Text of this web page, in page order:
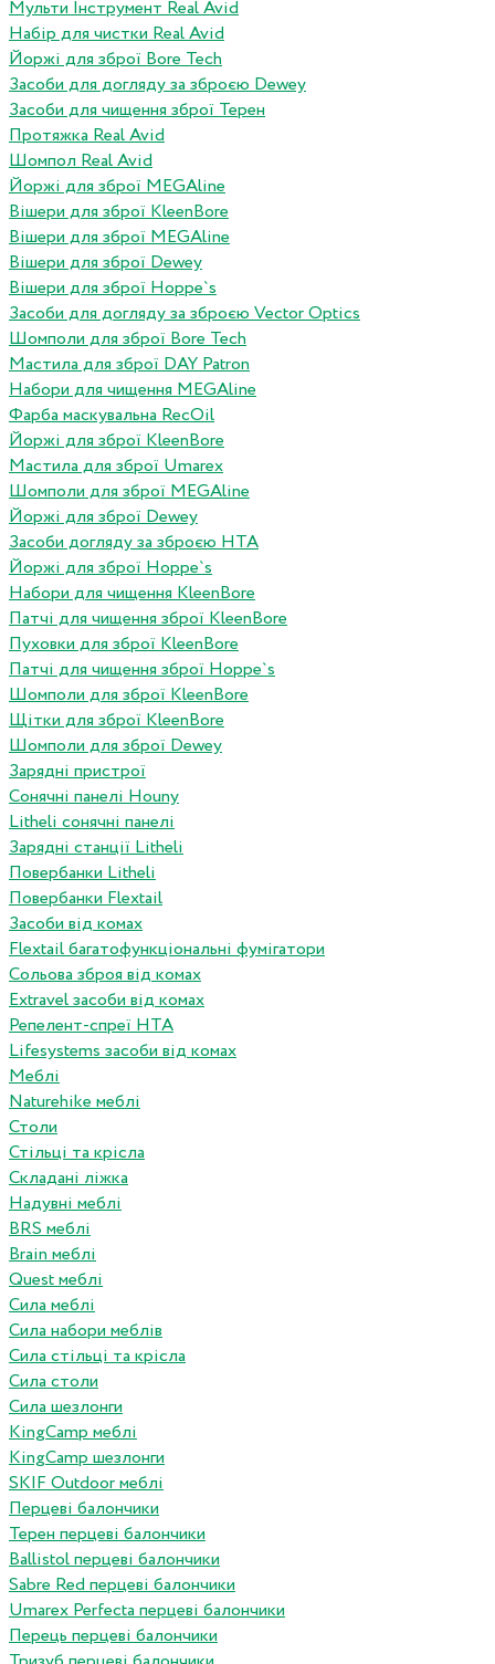
Мульти Інструмент Real Avid
Набір для чистки Real Avid
Йоржі для зброї Bore Tech
Засоби для догляду за зброєю Dewey
Засоби для чищення зброї Терен
Протяжка Real Avid
Шомпол Real Avid
Йоржі для зброї MEGAline
Вішери для зброї KleenBore
Вішери для зброї MEGAline
Вішери для зброї Dewey
Вішери для зброї Hoppe`s
Засоби для догляду за зброєю Vector Optics
Шомполи для зброї Bore Tech
Мастила для зброї DAY Patron
Набори для чищення MEGAline
Фарба маскувальна RecOil
Йоржі для зброї KleenBore
Мастила для зброї Umarex
Шомполи для зброї MEGAline
Йоржі для зброї Dewey
Засоби догляду за зброєю HTA
Йоржі для зброї Hoppe`s
Набори для чищення KleenBore
Патчі для чищення зброї KleenBore
Пуховки для зброї KleenBore
Патчі для чищення зброї Hoppe`s
Шомполи для зброї KleenBore
Щітки для зброї KleenBore
Шомполи для зброї Dewey
Зарядні пристрої
Сонячні панелі Houny
Litheli сонячні панелі
Зарядні станції Litheli
Повербанки Litheli
Повербанки Flextail
Засоби від комах
Flextail багатофункціональні фумігатори
Сольова зброя від комах
Extravel засоби від комах
Репелент-спреї HTA
Lifesystems засоби від комах
Меблі
Naturehike меблі
Столи
Стільці та крісла
Складані ліжка
Надувні меблі
BRS меблі
Brain меблі
Quest меблі
Сила меблі
Сила набори меблів
Сила стільці та крісла
Сила столи
Сила шезлонги
KingCamp меблі
KingCamp шезлонги
SKIF Outdoor меблі
Перцеві балончики
Терен перцеві балончики
Ballistol перцеві балончики
Sabre Red перцеві балончики
Umarex Perfecta перцеві балончики
Перець перцеві балончики